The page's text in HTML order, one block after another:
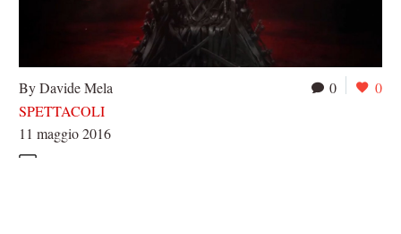
0 0
By Davide Mela
SPETTACOLI
11 maggio 2016